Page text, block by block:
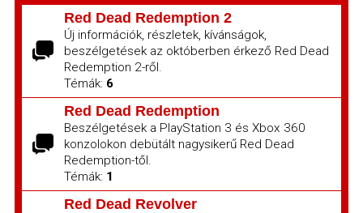
Red Dead Redemption 2
Új információk, részletek, kívánságok,
beszélgetések az októberben érkező Red Dead
Redemption 2-ről.
Témák: 6
Red Dead Redemption
Beszélgetések a PlayStation 3 és Xbox 360
konzolokon debütált nagysikerű Red Dead
Redemption-től.
Témák: 1
Red Dead Revolver